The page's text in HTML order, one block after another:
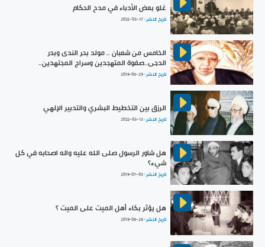
غلو بعض الأدباء في مدح الحكام
تاريخ النشر :2022-03-17
الخامس من شعبان .. مولد بحر الندى وبدر
الدجى..صفوة المتهجدين وسراج المجتهدين..
تاريخ النشر :2019-06-29
الرزق بين التخطيط البشري والتدبير الإلهي
تاريخ النشر :2022-03-13
هل شاور الرسول صلى الله عليه واله اصحابه في كل
شيء؟
تاريخ النشر :2019-07-03
هل يؤثر بكاء أهل الميت على الميت ؟
تاريخ النشر :2019-08-28